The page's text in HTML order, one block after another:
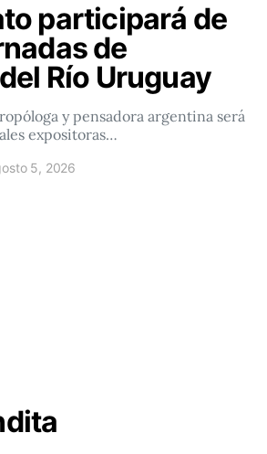
participará de
de
Río Uruguay
y pensadora argentina será
expositoras…
5, 2026